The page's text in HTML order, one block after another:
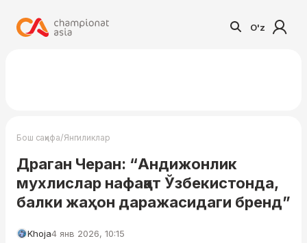
O'z
Бош саҳифа/Янгиликлар
Драган Черан: “Андижонлик
мухлислар нафақат Ўзбекистонда,
балки жаҳон даражасидаги бренд”
Khoja4 янв 2026, 10:15